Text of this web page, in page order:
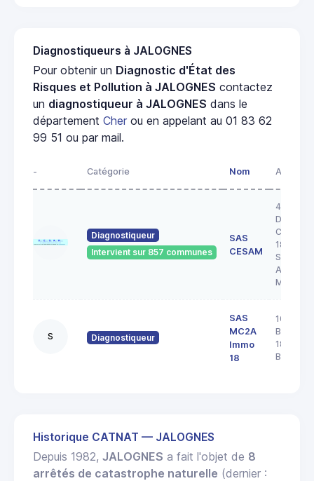
Diagnostiqueurs à JALOGNES
Pour obtenir un Diagnostic d'État des
Risques et Pollution à JALOGNES contactez
un diagnostiqueur à JALOGNES dans le
département Cher ou en appelant au 01 83 62
99 51 ou par mail.
- Catégorie Nom Adresse
Diagnostiqueur
Intervient sur 857 communes
SAS
CESAM
43 RUE
COULON
18200
SAINT
AMAND
S Diagnostiqueur
SAS
MC2A
Immo
18
103 rue
Barbès
18000
Historique CATNAT — JALOGNES
Depuis 1982, JALOGNES a fait l'objet de 8
arrêtés de catastrophe naturelle (dernier :